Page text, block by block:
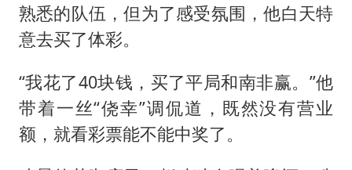
熟悉的队伍，但为了感受氛围，他白天特
意去买了体彩。
“我花了40块钱，买了平局和南非赢。”他
带着一丝“侥幸”调侃道，既然没有营业
额，就看彩票能不能中奖了。